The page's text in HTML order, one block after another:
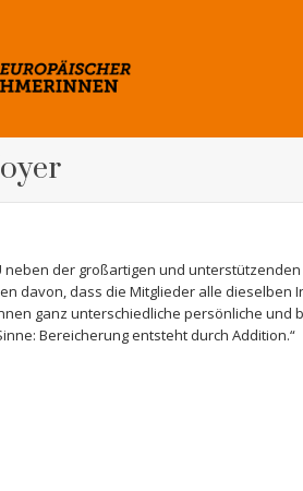
neben der großartigen und
davon, dass die Mitglieder alle
ganz unterschiedliche persönliche und
Bereicherung entsteht durch Addition.“